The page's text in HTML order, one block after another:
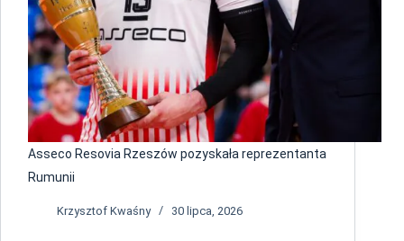
Asseco Resovia Rzeszów pozyskała reprezentanta
Rumunii
Krzysztof Kwaśny 30 lipca, 2026